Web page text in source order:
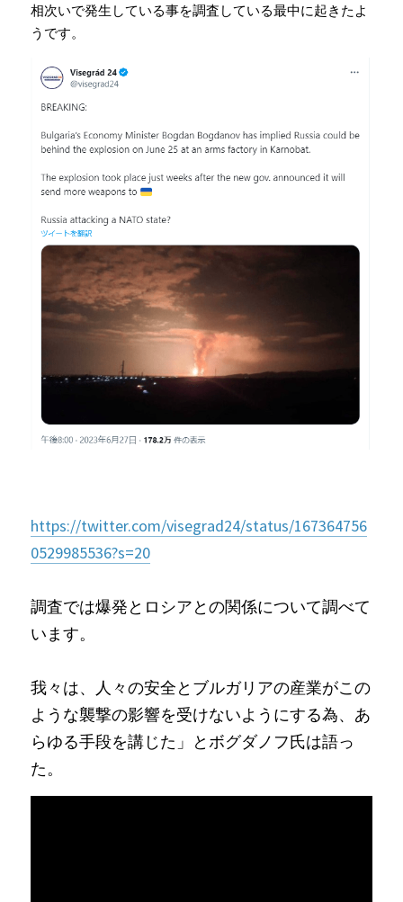
相次いで発生している事を調査している最中に起きたよ
うです。
https://twitter.com/visegrad24/status/167364756
0529985536?s=20
調査では爆発とロシアとの関係について調べて
います。
我々は、人々の安全とブルガリアの産業がこの
ような襲撃の影響を受けないようにする為、あ
らゆる手段を講じた」とボグダノフ氏は語っ
た。